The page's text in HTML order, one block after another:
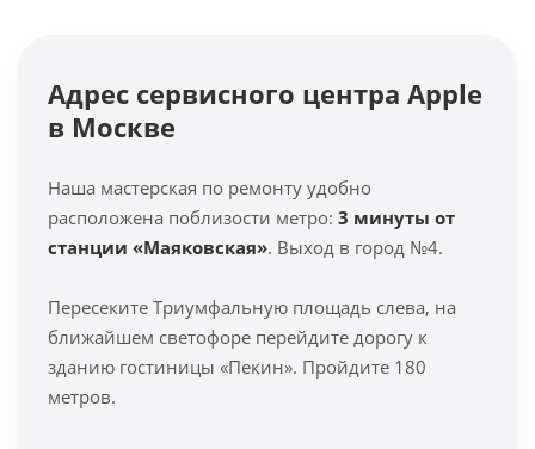
Адрес сервисного центра Apple
в Москве
Наша мастерская по ремонту удобно
расположена поблизости метро: 3 минуты от
станции «Маяковская». Выход в город №4.
Пересеките Триумфальную площадь слева, на
ближайшем светофоре перейдите дорогу к
зданию гостиницы «Пекин». Пройдите 180
метров.